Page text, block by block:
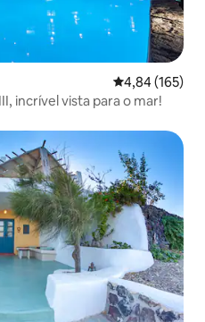
4,84 de uma
4,84 (165)
incrível vista para o mar!